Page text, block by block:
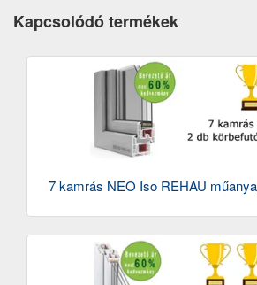
Kapcsolódó termékek
7 kamrás NEO Iso REHAU